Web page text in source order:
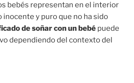
bebés representan en el interior
inocente y puro que no ha sido
de soñar con un bebé puede
dependiendo del contexto del